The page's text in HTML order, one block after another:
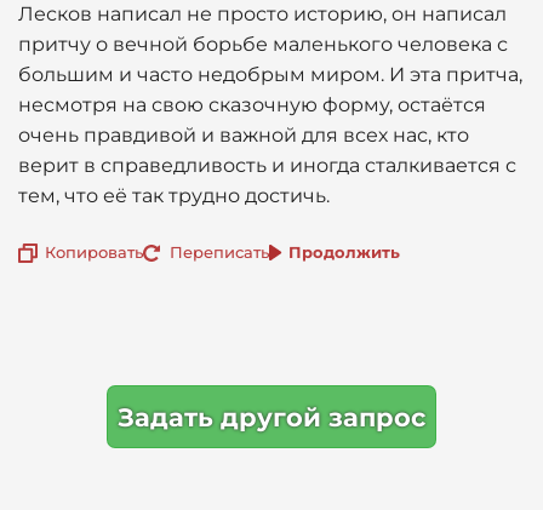
Лесков написал не просто историю, он написал
притчу о вечной борьбе маленького человека с
большим и часто недобрым миром. И эта притча,
несмотря на свою сказочную форму, остаётся
очень правдивой и важной для всех нас, кто
верит в справедливость и иногда сталкивается с
тем, что её так трудно достичь.
Копировать Переписать Продолжить
Задать другой запрос